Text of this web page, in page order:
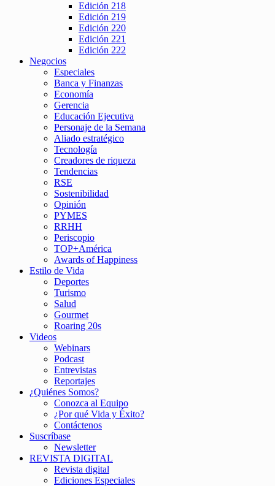
Edición 218
Edición 219
Edición 220
Edición 221
Edición 222
Negocios
Especiales
Banca y Finanzas
Economía
Gerencia
Educación Ejecutiva
Personaje de la Semana
Aliado estratégico
Tecnología
Creadores de riqueza
Tendencias
RSE
Sostenibilidad
Opinión
PYMES
RRHH
Periscopio
TOP+América
Awards of Happiness
Estilo de Vida
Deportes
Turismo
Salud
Gourmet
Roaring 20s
Videos
Webinars
Podcast
Entrevistas
Reportajes
¿Quiénes Somos?
Conozca al Equipo
¿Por qué Vida y Éxito?
Contáctenos
Suscríbase
Newsletter
REVISTA DIGITAL
Revista digital
Ediciones Especiales